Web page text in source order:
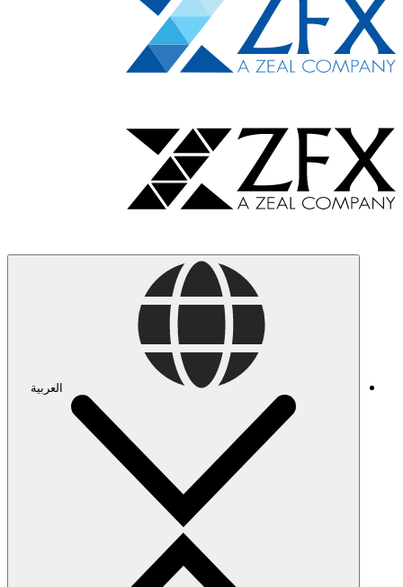
العربية